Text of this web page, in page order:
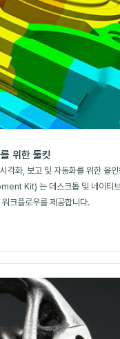
위한 툴킷
화, 보고 및 자동화를 위한 올인
Kit) 는 데스크톱 및 네이티브
크플로우를 제공합니다.